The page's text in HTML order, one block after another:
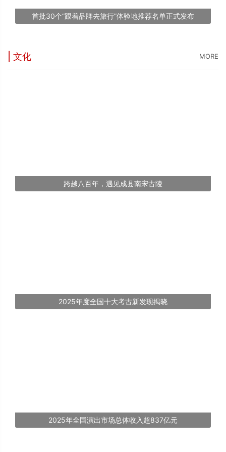
首批30个“跟着品牌去旅行”体验地推荐名单正式发布
| 文化 MORE
跨越八百年，遇见成县南宋古陵
2025年度全国十大考古新发现揭晓
2025年全国演出市场总体收入超837亿元